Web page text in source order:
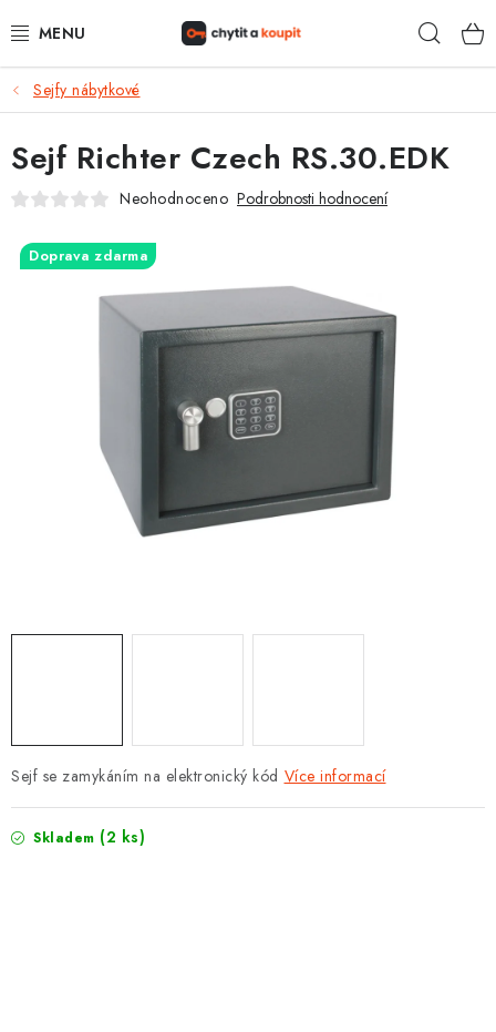
na
DŮM, BYT, ZAHRADA
ZÁMEČNICTVÍ - ZABEZPEČENÍ
KANCELÁŘ
TREZORY A SEJFY
ZÁMEČNICKÉ SLUŽBY
PROTIPOŽÁRNÍ BATERIOVÉ TREZORY NA LITHIOVÉ
OBCHODNÍ PODMÍNKY
REFERENCE
VELKOOBCHOD
Sejfy nábytkové
Sejf se zamykáním na elektronický kód Více informací
Skladem (2 ks)
Sejf Richter Czech RS.30.EDK
Neohodnoceno Podrobnosti hodnocení
Doprava zdarma